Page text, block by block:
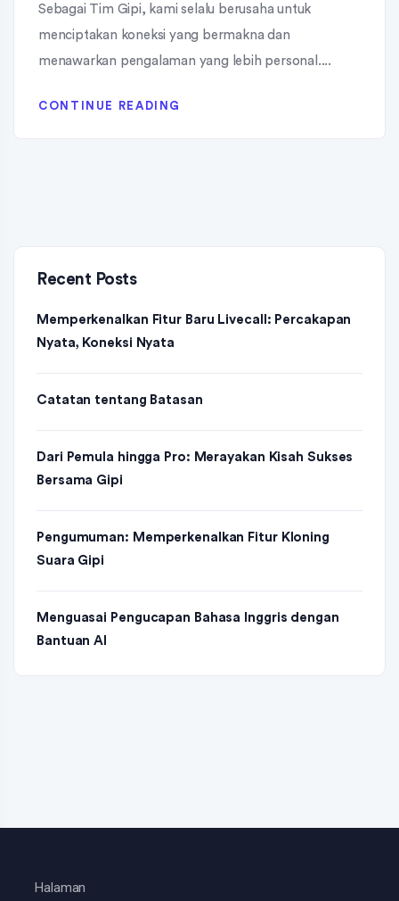
Sebagai Tim Gipi, kami selalu berusaha untuk
menciptakan koneksi yang bermakna dan
menawarkan pengalaman yang lebih personal....
CONTINUE READING
Recent Posts
Memperkenalkan Fitur Baru Livecall: Percakapan
Nyata, Koneksi Nyata
Catatan tentang Batasan
Dari Pemula hingga Pro: Merayakan Kisah Sukses
Bersama Gipi
Pengumuman: Memperkenalkan Fitur Kloning
Suara Gipi
Menguasai Pengucapan Bahasa Inggris dengan
Bantuan AI
Halaman